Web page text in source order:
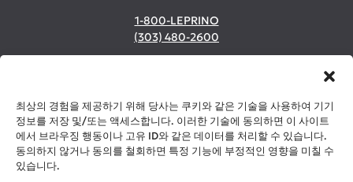
최상의 경험을 제공하기 위해 당사는 쿠키와 같은 기술을 사용하여 기기
정보를 저장 및/또는 액세스합니다. 이러한 기술에 동의하면 이 사이트
에서 브라우징 행동이나 고유 ID와 같은 데이터를 처리할 수 있습니다.
동의하지 않거나 동의를 철회하면 특정 기능에 부정적인 영향을 미칠 수
있습니다.
1-800-LEPRINO
(303) 480-2600
개인정보 및 쿠키 정책
법률